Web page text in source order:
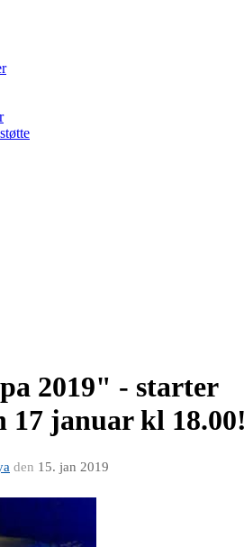
2019" - starter
17 januar kl
den 15. jan 2019